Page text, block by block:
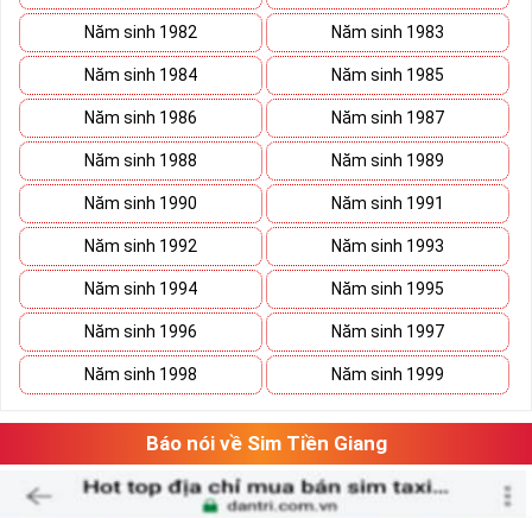
Năm sinh 1982 Năm sinh 1983
Năm sinh 1984 Năm sinh 1985
Năm sinh 1986 Năm sinh 1987
Năm sinh 1988 Năm sinh 1989
Năm sinh 1990 Năm sinh 1991
Năm sinh 1992 Năm sinh 1993
Năm sinh 1994 Năm sinh 1995
Năm sinh 1996 Năm sinh 1997
Năm sinh 1998 Năm sinh 1999
Báo nói về Sim Tiền Giang